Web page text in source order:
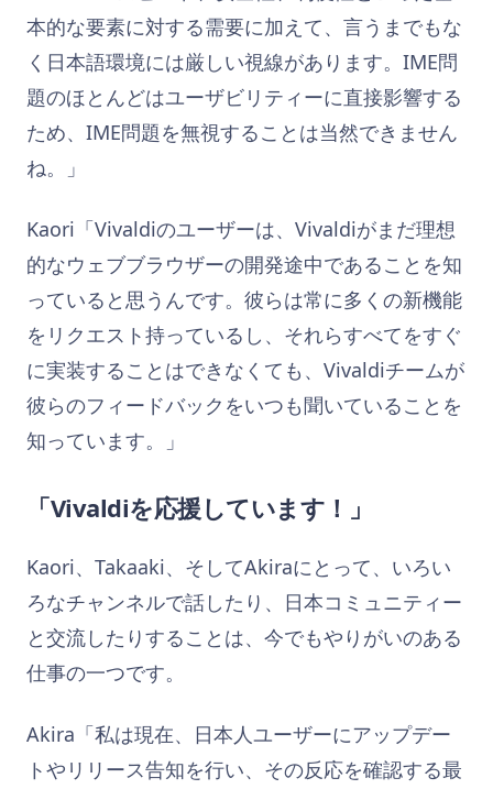
本的な要素に対する需要に加えて、言うまでもな
く日本語環境には厳しい視線があります。IME問
題のほとんどはユーザビリティーに直接影響する
ため、IME問題を無視することは当然できません
ね。」
Kaori「Vivaldiのユーザーは、Vivaldiがまだ理想
的なウェブブラウザーの開発途中であることを知
っていると思うんです。彼らは常に多くの新機能
をリクエスト持っているし、それらすべてをすぐ
に実装することはできなくても、Vivaldiチームが
彼らのフィードバックをいつも聞いていることを
知っています。」
「Vivaldiを応援しています！」
Kaori、Takaaki、そしてAkiraにとって、いろい
ろなチャンネルで話したり、日本コミュニティー
と交流したりすることは、今でもやりがいのある
仕事の一つです。
Akira「私は現在、日本人ユーザーにアップデー
トやリリース告知を行い、その反応を確認する最